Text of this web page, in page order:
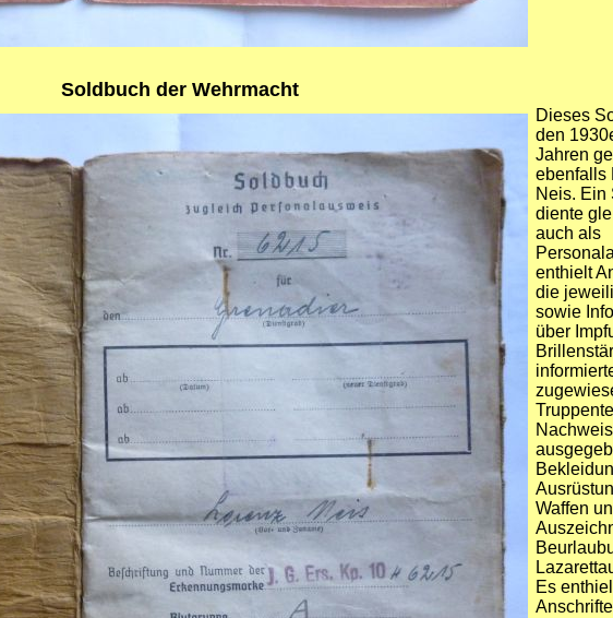
Soldbuch der Wehrmacht
Dieses
den
Jahren
ebenfalls
Neis. Ein
diente
auch als
enthielt
die
sowie
über
Waffen
Es